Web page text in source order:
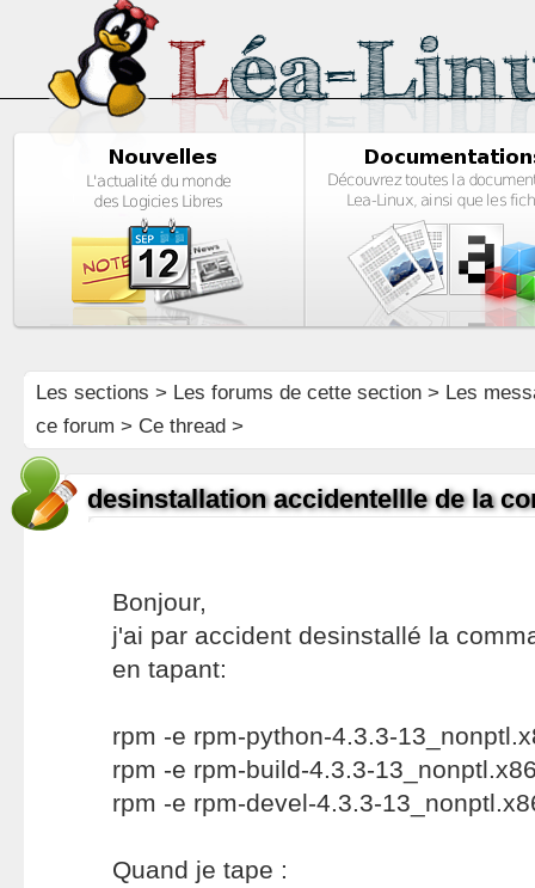
Les sections > Les forums de cette section> Les
ce forum > Ce thread >
desinstallation accidentellle de la
Bonjour,
j'ai par accident desinstallé la
en tapant:
rpm -e rpm-python-4.3.3-
rpm -e rpm-build-4.3.3-
rpm -e rpm-devel-4.3.3-
Quand je tape :